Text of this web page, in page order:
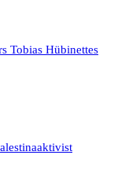
Tobias Hübinettes